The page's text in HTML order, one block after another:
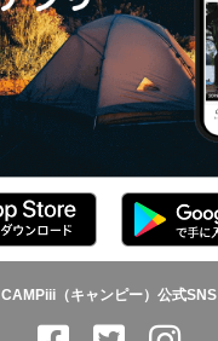
CAMPiii（キャンピー）公式SNS